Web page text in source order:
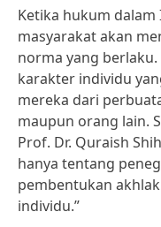
Ketika hukum
masyarakat akan
norma yang
karakter individu
mereka dari
maupun orang lain.
Prof. Dr. Quraish
hanya tentang
pembentukan
individu.”